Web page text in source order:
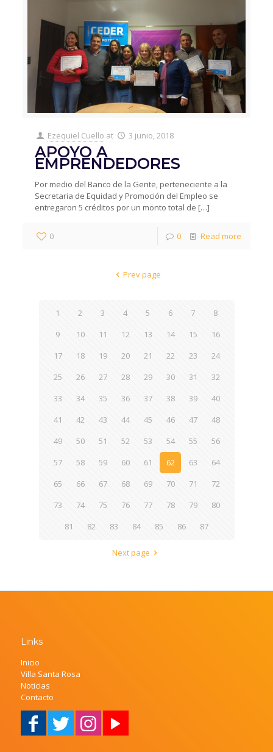
Ezequiel Cuello at 3 junio, 2018
APOYO A
EMPRENDEDORES
Por medio del Banco de la Gente, perteneciente a la
Secretaria de Equidad y Promoción del Empleo se
entregaron 5 créditos por un monto total de […]
0 0 Read more
Prev page
1 2 3 4 5 6 7
8
9
10 11 12 13 14 15
16
17
18 19 20 21 22 23
24
25
26 27 28 29 30 31
32
33
34 35 36 37 38 39
40
41
42 43 44 45 46 47
48
49
50 51 52 53 54 55
56
57
58 59 60 61 62 63
64
65
66 67 68 69 70 71
72
73
74 75 76 77 78 79
80
81
82 83 84 85 86 87
Next page
Links
Inicio
Villa Santa Rosa
Noticias
Contacto